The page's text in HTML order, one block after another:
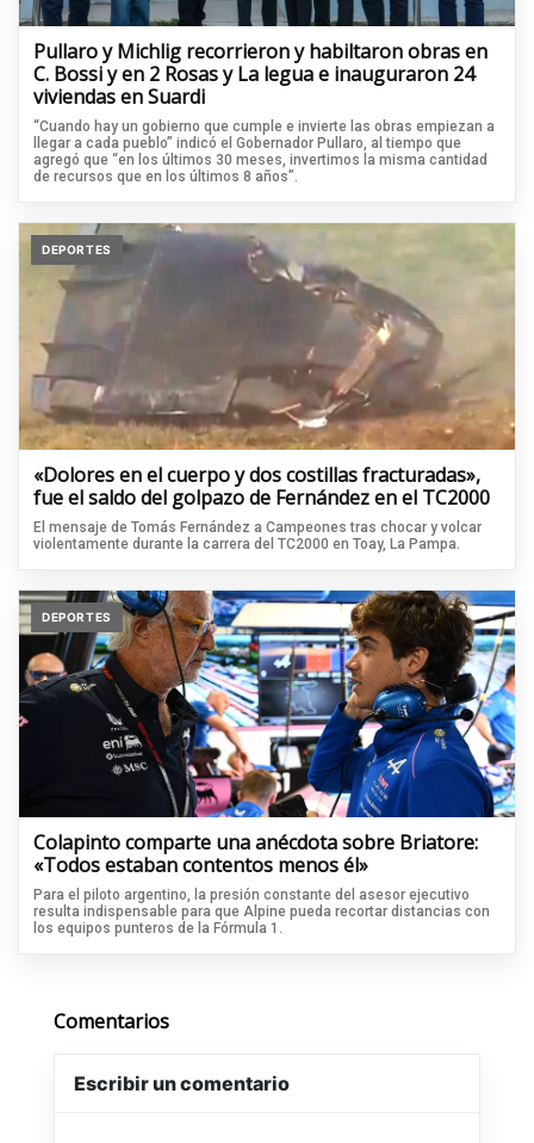
Pullaro y Michlig recorrieron y habiltaron obras en
C. Bossi y en 2 Rosas y La legua e inauguraron 24
viviendas en Suardi
“Cuando hay un gobierno que cumple e invierte las obras empiezan a
llegar a cada pueblo” indicó el Gobernador Pullaro, al tiempo que
agregó que “en los últimos 30 meses, invertimos la misma cantidad
de recursos que en los últimos 8 años”.
DEPORTES
«Dolores en el cuerpo y dos costillas fracturadas»,
fue el saldo del golpazo de Fernández en el TC2000
El mensaje de Tomás Fernández a Campeones tras chocar y volcar
violentamente durante la carrera del TC2000 en Toay, La Pampa.
DEPORTES
Colapinto comparte una anécdota sobre Briatore:
«Todos estaban contentos menos él»
Para el piloto argentino, la presión constante del asesor ejecutivo
resulta indispensable para que Alpine pueda recortar distancias con
los equipos punteros de la Fórmula 1.
Comentarios
Escribir un comentario